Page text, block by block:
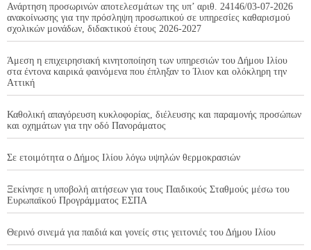
Ανάρτηση προσωρινών αποτελεσμάτων της υπ’ αριθ. 24146/03-07-2026
ανακοίνωσης για την πρόσληψη προσωπικού σε υπηρεσίες καθαρισμού
σχολικών μονάδων, διδακτικού έτους 2026-2027
Άμεση η επιχειρησιακή κινητοποίηση των υπηρεσιών του Δήμου Ιλίου
στα έντονα καιρικά φαινόμενα που έπληξαν το Ίλιον και ολόκληρη την
Αττική
Καθολική απαγόρευση κυκλοφορίας, διέλευσης και παραμονής προσώπων
και οχημάτων για την οδό Πανοράματος
Σε ετοιμότητα ο Δήμος Ιλίου λόγω υψηλών θερμοκρασιών
Ξεκίνησε η υποβολή αιτήσεων για τους Παιδικούς Σταθμούς μέσω του
Ευρωπαϊκού Προγράμματος ΕΣΠΑ
Θερινό σινεμά για παιδιά και γονείς στις γειτονιές του Δήμου Ιλίου